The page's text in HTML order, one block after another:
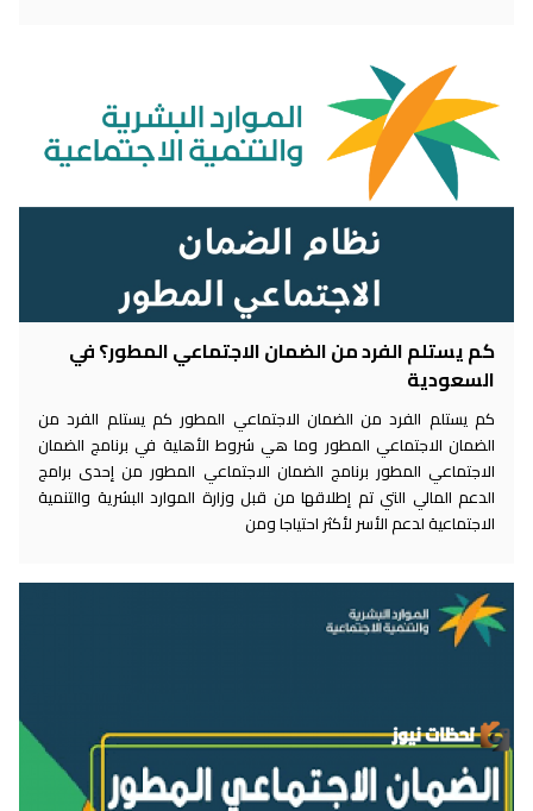
كم يستلم الفرد من الضمان الاجتماعي المطور؟ في
السعودية
كم يستلم الفرد من الضمان الاجتماعي المطور كم يستلم الفرد من
الضمان الاجتماعي المطور وما هي شروط الأهلية في برنامج الضمان
الاجتماعي المطور برنامج الضمان الاجتماعي المطور من إحدى برامج
الدعم المالي التي تم إطلاقها من قبل وزارة الموارد البشرية والتنمية
الاجتماعية لدعم الأسر لأكثر احتياجا ومن